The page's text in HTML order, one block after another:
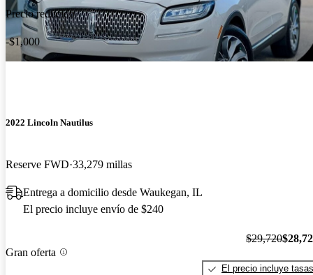
Precio reducido
-$1,000
2022 Lincoln Nautilus
Reserve FWD 33,279 millas
Entrega a domicilio desde Waukegan, IL
El precio incluye envío de $240
Gran oferta
$29,720
El precio incluye tasas